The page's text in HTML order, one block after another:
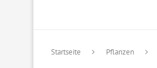
Startseite Pflanzen